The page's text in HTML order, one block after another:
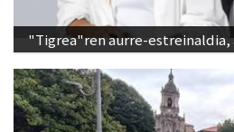
"Tigrea"ren aurre-estreinaldia,